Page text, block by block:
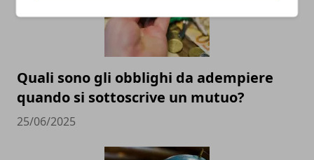
Quali sono gli obblighi da adempiere
quando si sottoscrive un mutuo?
25/06/2025